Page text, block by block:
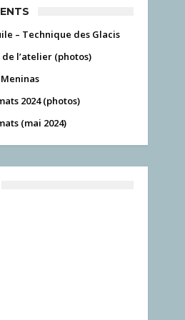
– Technique des Glacis
de l’atelier (photos)
2024 (photos)
(mai 2024)